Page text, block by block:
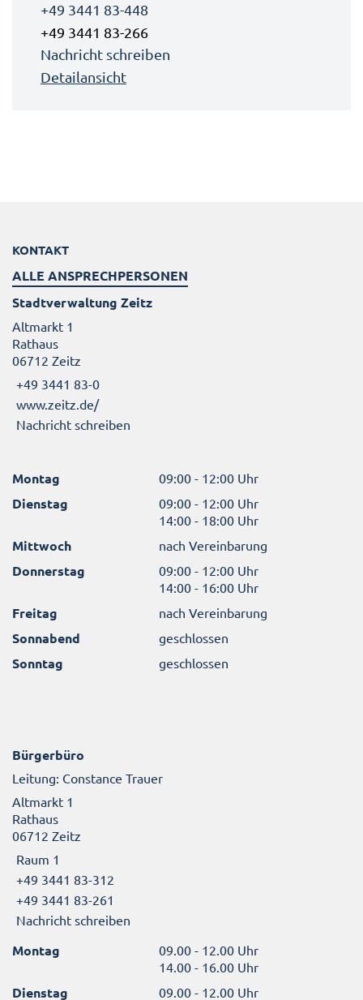
+49 3441 83-448
+49 3441 83-266
Nachricht schreiben
Detailansicht
KONTAKT
ALLE ANSPRECHPERSONEN
Stadtverwaltung Zeitz
Altmarkt 1
Rathaus
06712 Zeitz
+49 3441 83-0
www.zeitz.de/
Nachricht schreiben
Montag 09:00 - 12:00 Uhr
Dienstag
09:00 - 12:00 Uhr
14:00 - 18:00 Uhr
Mittwoch nach Vereinbarung
Donnerstag
09:00 - 12:00 Uhr
14:00 - 16:00 Uhr
Freitag nach Vereinbarung
Sonnabend geschlossen
Sonntag geschlossen
Bürgerbüro
Leitung: Constance Trauer
Altmarkt 1
Rathaus
06712 Zeitz
Raum 1
+49 3441 83-312
+49 3441 83-261
Nachricht schreiben
Montag
09.00 - 12.00 Uhr
14.00 - 16.00 Uhr
Dienstag
09.00 - 12.00 Uhr